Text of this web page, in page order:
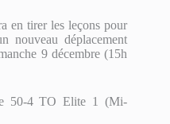
en tirer les leçons pour
nouveau déplacement
9 décembre (15h
50-4 TO Elite 1 (Mi-